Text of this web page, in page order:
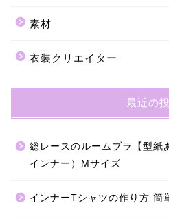
素材
衣装クリエイター
最近の
総レースのルームブラ【型紙
インナー）Mサイズ
インナーTシャツの作り方 簡